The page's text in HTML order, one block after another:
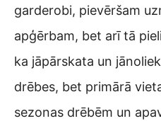
garderobi, pievēršam
apģērbam, bet arī tā
ka jāpārskata un
drēbes, bet primārā
sezonas drēbēm un